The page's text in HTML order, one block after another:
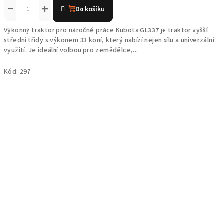
+
− Do košíku
Výkonný traktor pro náročné práce Kubota GL337 je traktor vyšší
střední třídy s výkonem 33 koní, který nabízí nejen sílu a univerzální
využití. Je ideální volbou pro zemědělce,...
Kód: 297